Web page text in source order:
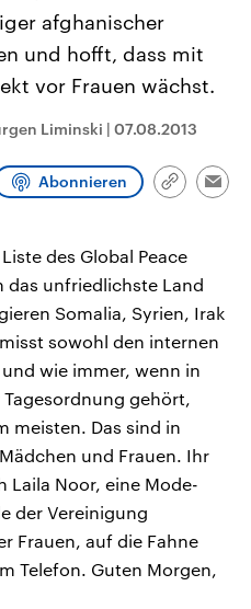
aus
USA
Hintergründe
Wirtschaftlich und
gehören die Vereinigten
mit großem Einfluss auf
Podcasts
afghanischer
und hofft, dass mit
vor Frauen wächst.
Liminski | 07.08.2013
Abonnieren
Link
des Global Peace
das unfriedlichste Land
Somalia, Syrien, Irak
sowohl den internen
wie immer, wenn in
gehört,
meisten. Das sind in
und Frauen. Ihr
Laila Noor, eine Mode-
der Vereinigung
Frauen, auf die Fahne
Telefon. Guten Morgen,